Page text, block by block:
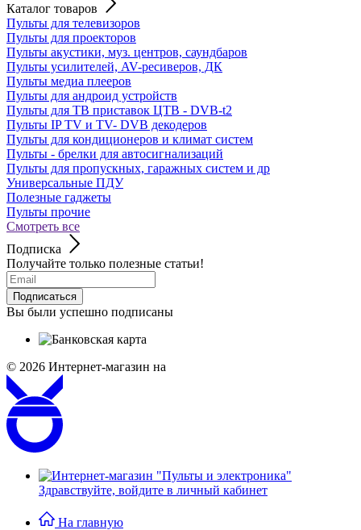
Каталог товаров
Пульты для телевизоров
Пульты для проекторов
Пульты акустики, муз. центров, саундбаров
Пульты усилителей, AV-ресиверов, ДК
Пульты медиа плееров
Пульты для андроид устройств
Пульты для ТВ приставок ЦТВ - DVB-t2
Пульты IP TV и TV- DVB декодеров
Пульты для кондиционеров и климат систем
Пульты - брелки для автосигнализаций
Пульты для пропускных, гаражных систем и др
Универсальные ПДУ
Полезные гаджеты
Пульты прочие
Смотреть все
Подписка
Получайте только полезные статьи!
Подписаться
Вы были успешно подписаны
© 2026 Интернет-магазин на
Здравствуйте, войдите в личный кабинет
На главную